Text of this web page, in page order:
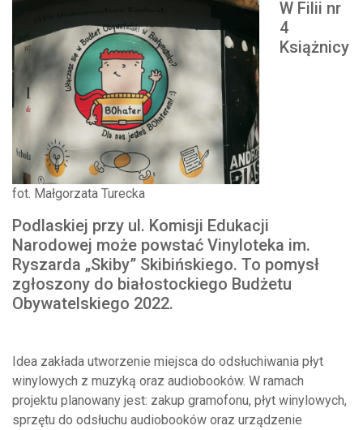
fot. Małgorzata Turecka
W Filii nr
4
Książnicy
Podlaskiej przy ul. Komisji Edukacji
Narodowej może powstać Vinyloteka im.
Ryszarda „Skiby” Skibińskiego. To pomysł
zgłoszony do białostockiego Budżetu
Obywatelskiego 2022.
Idea zakłada utworzenie miejsca do odsłuchiwania płyt
winylowych z muzyką oraz audiobooków. W ramach
projektu planowany jest: zakup gramofonu, płyt winylowych,
sprzętu do odsłuchu audiobooków oraz urządzenie